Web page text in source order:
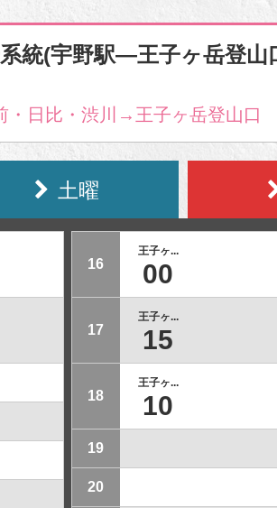
統(宇野駅―王子ヶ岳登山
日比・渋川→王子ヶ岳登山口
土曜
16
王子ヶ...
00
17
王子ヶ...
15
18
王子ヶ...
10
19
20